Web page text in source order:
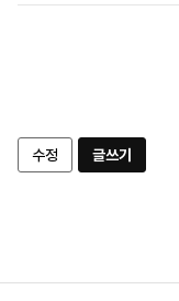
수정 글쓰기